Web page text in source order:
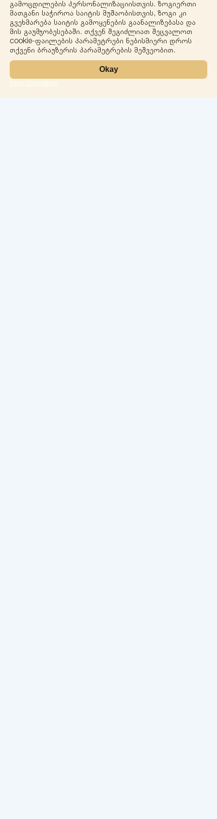
solomedinfo@gmail.com
+995555774400
გამოცდილების პერსონალიზაციისთვის. ზოგიერთი
მათგანი საჭიროა საიტის მუშაობისთვის, ზოგი კი
გვეხმარება საიტის გამოყენების გაანალიზებასა და
მის გაუმჯობესებაში. თქვენ შეგიძლიათ შეცვალოთ
cookie-ფაილების პარამეტრები ნებისმიერი დროს
თქვენი ბრაუზერის პარამეტრების მეშვეობით.
Okay
More information